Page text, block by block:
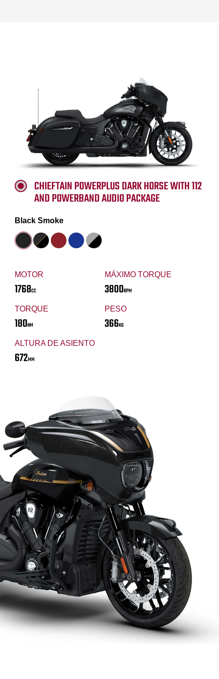
MOTOR
1768CC
MÁXIMO TORQUE
3800RPM
TORQUE
180NM
PESO
366KG
ALTURA DE ASIENTO
672MM
CHIEFTAIN POWERPLUS DARK HORSE WITH 112
AND POWERBAND AUDIO PACKAGE
Black Smoke